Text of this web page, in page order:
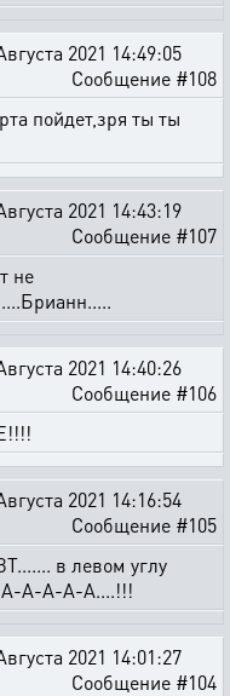
2021 14:49:05
Сообщение #108
пойдет,зря ты ты
2021 14:43:19
Сообщение #107
не
2021 14:40:26
Сообщение #106
2021 14:16:54
Сообщение #105
в левом углу
А-А-А-А-А....!!!
2021 14:01:27
Сообщение #104